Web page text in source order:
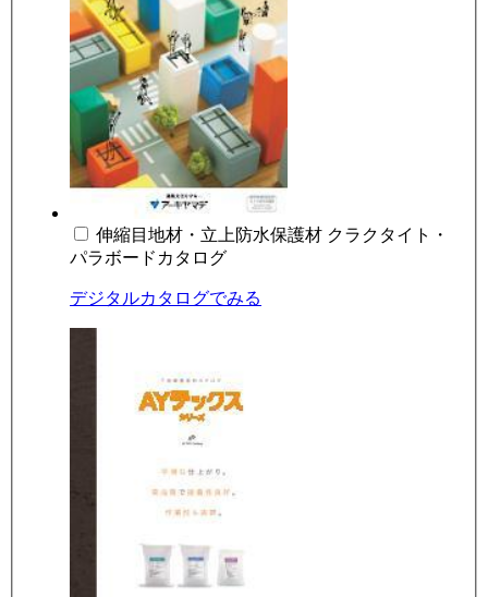
伸縮目地材・立上防水保護材 クラクタイト・
パラボードカタログ
デジタルカタログでみる